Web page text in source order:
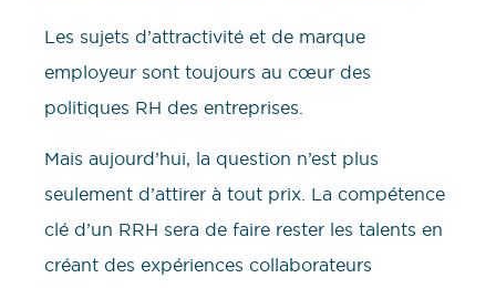
Les sujets d’attractivité et de marque
employeur sont toujours au cœur des
politiques RH des entreprises.
Mais aujourd’hui, la question n’est plus
seulement d’attirer à tout prix. La compétence
clé d’un RRH sera de faire rester les talents en
créant des expériences collaborateurs